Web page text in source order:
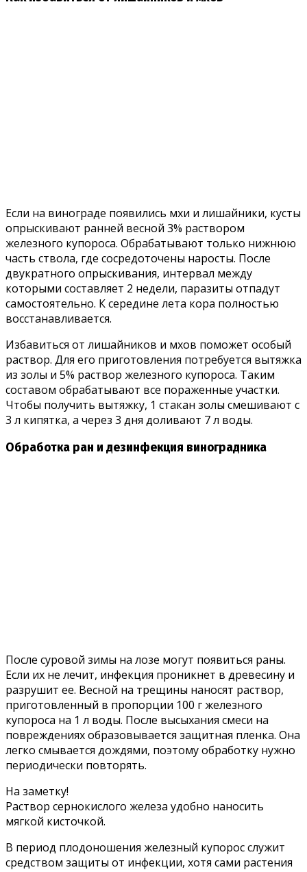
Если на винограде появились мхи и лишайники, кусты
опрыскивают ранней весной 3% раствором
железного купороса. Обрабатывают только нижнюю
часть ствола, где сосредоточены наросты. После
двукратного опрыскивания, интервал между
которыми составляет 2 недели, паразиты отпадут
самостоятельно. К середине лета кора полностью
восстанавливается.
Избавиться от лишайников и мхов поможет особый
раствор. Для его приготовления потребуется вытяжка
из золы и 5% раствор железного купороса. Таким
составом обрабатывают все пораженные участки.
Чтобы получить вытяжку, 1 стакан золы смешивают с
3 л кипятка, а через 3 дня доливают 7 л воды.
Обработка ран и дезинфекция виноградника
После суровой зимы на лозе могут появиться раны.
Если их не лечит, инфекция проникнет в древесину и
разрушит ее. Весной на трещины наносят раствор,
приготовленный в пропорции 100 г железного
купороса на 1 л воды. После высыхания смеси на
повреждениях образовывается защитная пленка. Она
легко смывается дождями, поэтому обработку нужно
периодически повторять.
На заметку!
Раствор сернокислого железа удобно наносить
мягкой кисточкой.
В период плодоношения железный купорос служит
средством защиты от инфекции, хотя сами растения